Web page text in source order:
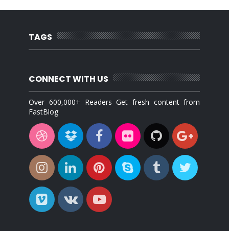
TAGS
CONNECT WITH US
Over 600,000+ Readers Get fresh content from
FastBlog